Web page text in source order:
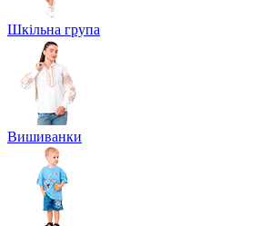
Шкільна група
Вишиванки